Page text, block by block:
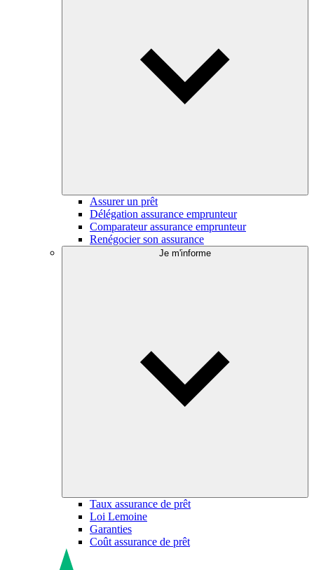
Assurer un prêt
Délégation assurance emprunteur
Comparateur assurance emprunteur
Renégocier son assurance
Je m'informe
Taux assurance de prêt
Loi Lemoine
Garanties
Coût assurance de prêt